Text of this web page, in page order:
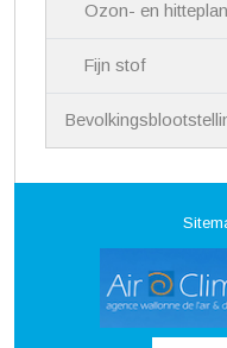
Ozon- en hitteplan
Fijn stof